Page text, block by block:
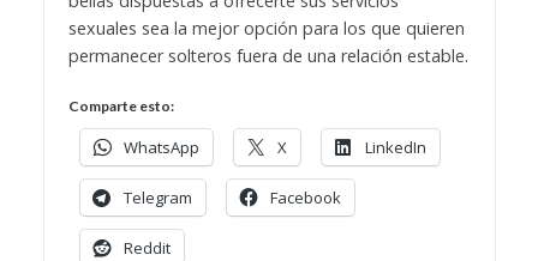
sexuales sea la mejor opción para los que quieren
permanecer solteros fuera de una relación estable.
Comparte esto:
WhatsApp X LinkedIn
Telegram Facebook
Reddit